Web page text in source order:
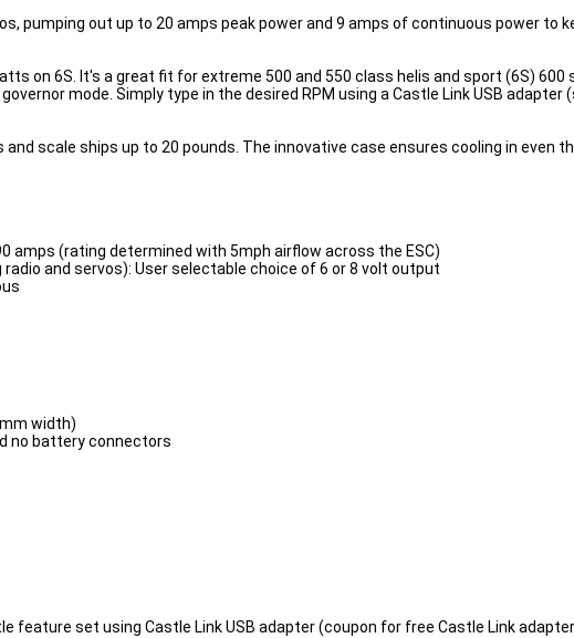
pumping out up to 20 amps peak power and 9 amps of continuous power to
on 6S. It's a great fit for extreme 500 and 550 class helis and sport (6S)
mode. Simply type in the desired RPM using a Castle Link USB adapter
scale ships up to 20 pounds. The innovative case ensures cooling in even
amps (rating determined with 5mph airflow across the ESC)
and servos): User selectable choice of 6 or 8 volt output
width)
no battery connectors
feature set using Castle Link USB adapter (coupon for free Castle Link